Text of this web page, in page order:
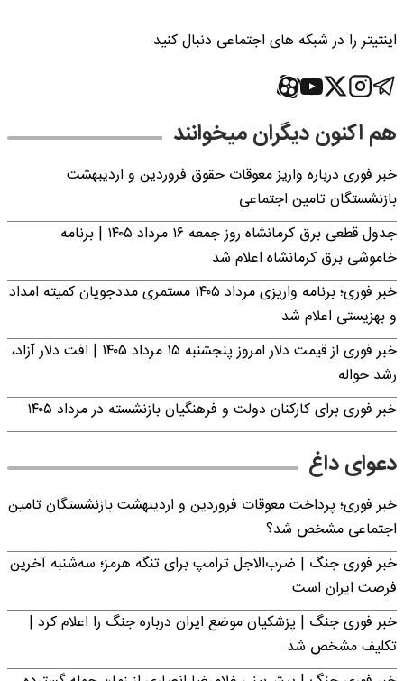
اینتیتر را در شبکه های اجتماعی دنبال کنید
هم اکنون دیگران میخوانند
خبر فوری درباره واریز معوقات حقوق فروردین و اردیبهشت
بازنشستگان تامین اجتماعی
جدول قطعی برق کرمانشاه روز جمعه ۱۶ مرداد ۱۴۰۵ | برنامه
خاموشی برق کرمانشاه اعلام شد
خبر فوری؛ برنامه واریزی مرداد ۱۴۰۵ مستمری مددجویان کمیته امداد
و بهزیستی اعلام شد
خبر فوری از قیمت دلار امروز پنجشنبه ۱۵ مرداد ۱۴۰۵ | افت دلار آزاد،
رشد حواله
خبر فوری برای کارکنان دولت و فرهنگیان بازنشسته در مرداد ۱۴۰۵
دعوای داغ
خبر فوری؛ پرداخت معوقات فروردین و اردیبهشت بازنشستگان تامین
اجتماعی مشخص شد؟
خبر فوری جنگ | ضرب‌الاجل ترامپ برای تنگه هرمز؛ سه‌شنبه آخرین
فرصت ایران است
خبر فوری جنگ | پزشکیان موضع ایران درباره جنگ را اعلام کرد |
تکلیف مشخص شد